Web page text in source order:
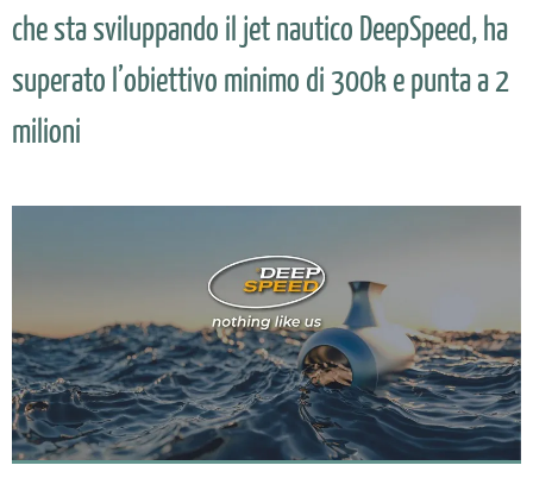
che sta sviluppando il jet nautico DeepSpeed, ha
superato l’obiettivo minimo di 300k e punta a 2
milioni